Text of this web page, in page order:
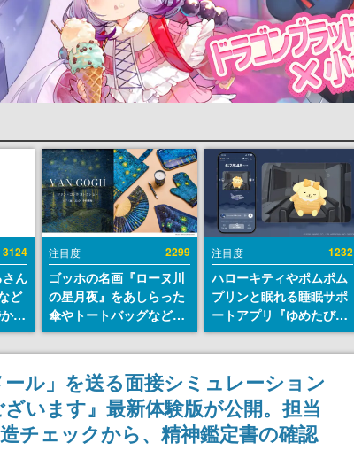
3124
ん
ど
ら
注目度 2299
ゴッホの名画『ローヌ川
の星月夜』をあしらった
傘やトートバッグなどが
登場。8月7日21時より2
日間限定で予約販売
注目度 1232
ハローキティやポムポム
プリンと眠れる睡眠サポ
ートアプリ『ゆめたび』
が配信中。キャラごとの
ASMRや目覚ましアラー
ル」を送る面接シミュレーション
います』最新体験版が公開。担当
チェックから、精神鑑定書の確認